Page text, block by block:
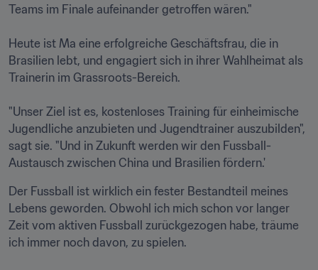
Teams im Finale aufeinander getroffen wären."
Heute ist Ma eine erfolgreiche Geschäftsfrau, die in
Brasilien lebt, und engagiert sich in ihrer Wahlheimat als
Trainerin im Grassroots-Bereich.
"Unser Ziel ist es, kostenloses Training für einheimische
Jugendliche anzubieten und Jugendtrainer auszubilden",
sagt sie. "Und in Zukunft werden wir den Fussball-
Austausch zwischen China und Brasilien fördern.'
Der Fussball ist wirklich ein fester Bestandteil meines
Lebens geworden. Obwohl ich mich schon vor langer
Zeit vom aktiven Fussball zurückgezogen habe, träume
ich immer noch davon, zu spielen.